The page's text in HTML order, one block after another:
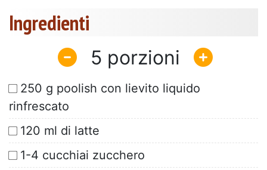
Ingredienti
5
250 g poolish con lievito liquido
rinfrescato
120 ml di latte
1-4 cucchiai zucchero